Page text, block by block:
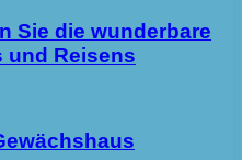
Sie die wunderbare
und Reisens